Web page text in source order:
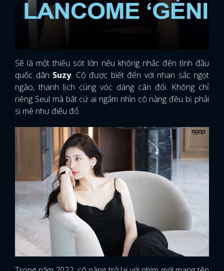
Sẽ là một thiếu sót lớn nếu không nhắc đến tình đầu
quốc dân Suzy. Cô được biết đến với nhan sắc ngọt
ngào, thanh lịch cùng vóc dáng cân đối. Không chỉ
riêng Seul mà bất cứ ai ngắm nhìn cô nàng đều bị phải
si mê như điếu đổ.